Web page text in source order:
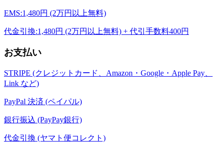
EMS:1,480円 (2万円以上無料)
代金引換:1,480円 (2万円以上無料) + 代引手数料400円
お支払い
STRIPE (クレジットカード、Amazon・Google・Apple Pay、
Link など)
PayPal 決済 (ペイパル)
銀行振込 (PayPay銀行)
代金引換 (ヤマト便コレクト)